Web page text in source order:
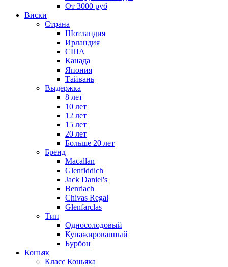
От 3000 руб
Виски
Страна
Шотландия
Ирландия
США
Канада
Япония
Тайвань
Выдержка
8 лет
10 лет
12 лет
15 лет
20 лет
Больше 20 лет
Бренд
Macallan
Glenfiddich
Jack Daniel's
Benriach
Chivas Regal
Glenfarclas
Тип
Односолодовый
Купажированный
Бурбон
Коньяк
Класс Коньяка